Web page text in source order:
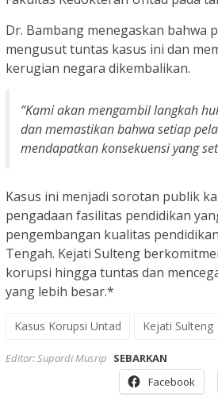
Dr. Bambang menegaskan bahwa
mengusut tuntas kasus ini dan
kerugian negara dikembalikan.
“Kami akan mengambil langkah
dan memastikan bahwa setiap
mendapatkan konsekuensi yang
Kasus ini menjadi sorotan publik
pengadaan fasilitas pendidikan
pengembangan kualitas
Tengah. Kejati Sulteng
korupsi hingga tuntas dan
yang lebih besar.*
Kasus Korupsi Untad Kejati Sulteng
Editor: Supardi Musrip SEBARKAN
Facebook